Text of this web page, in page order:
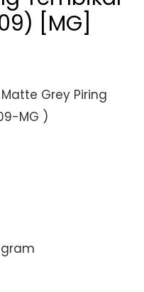
[MG]
Grey Piring
MG )